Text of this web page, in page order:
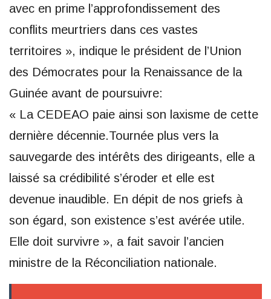
avec en prime l’approfondissement des
conflits meurtriers dans ces vastes
territoires », indique le président de l’Union
des Démocrates pour la Renaissance de la
Guinée avant de poursuivre:
« La CEDEAO paie ainsi son laxisme de cette
dernière décennie.Tournée plus vers la
sauvegarde des intérêts des dirigeants, elle a
laissé sa crédibilité s’éroder et elle est
devenue inaudible. En dépit de nos griefs à
son égard, son existence s’est avérée utile.
Elle doit survivre », a fait savoir l’ancien
ministre de la Réconciliation nationale.